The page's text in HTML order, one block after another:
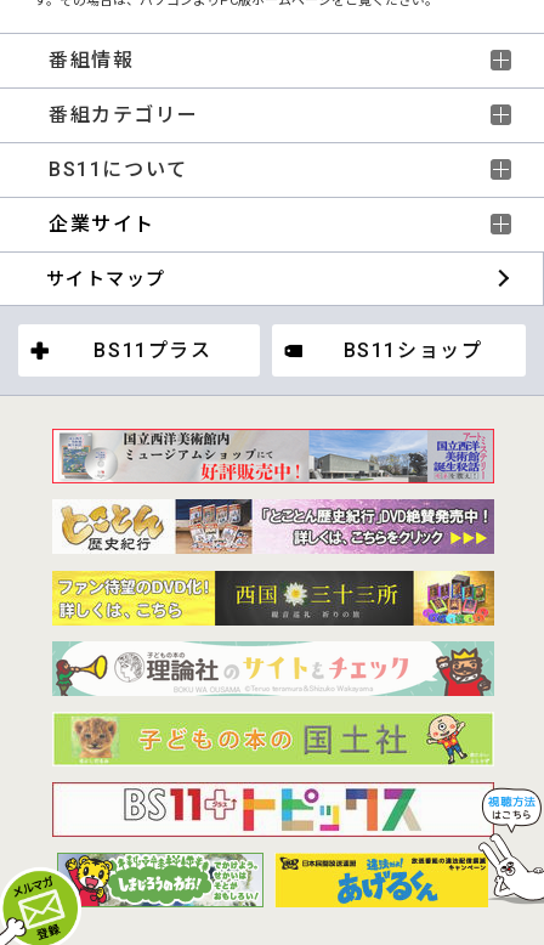
番組情報
番組カテゴリー
BS11について
企業サイト
サイトマップ
BS11プラス BS11ショップ